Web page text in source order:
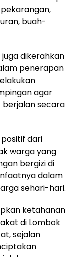
buah-
dikerahkan
penerapan
agar
secara
dari
warga yang
bergizi di
dalam
sehari-hari.
ketahanan
di Lombok
sejalan